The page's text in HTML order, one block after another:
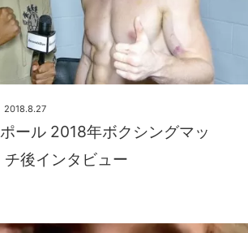
ール 2018年ボクシングマッ
チ後インタビュー
2018.8.27